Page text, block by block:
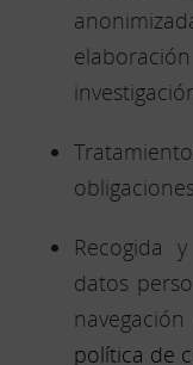
Recogida
datos
política de